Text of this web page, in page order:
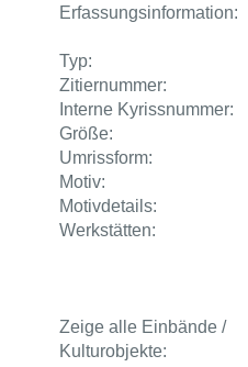
Erfassungsinformation:
Typ:
Zitiernummer:
Interne Kyrissnummer:
Größe:
Umrissform:
Motiv:
Motivdetails:
Werkstätten:
Zeige alle Einbände /
Kulturobjekte: